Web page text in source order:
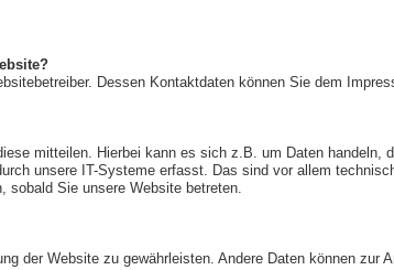
Dessen Kontaktdaten können Sie dem
mitteilen. Hierbei kann es sich z.B. um Daten handeln,
unsere IT-Systeme erfasst. Das sind vor allem
sobald Sie unsere Website betreten.
der Website zu gewährleisten. Andere Daten können zur